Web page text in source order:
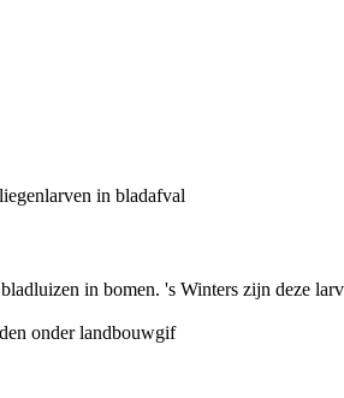
in bomen. 's Winters zijn deze